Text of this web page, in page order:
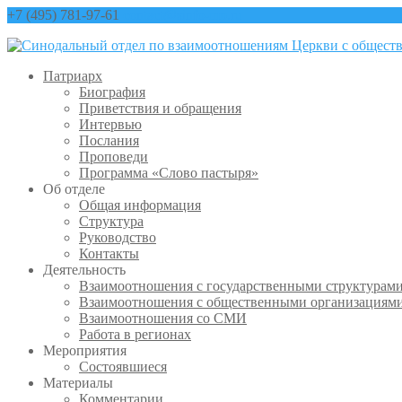
+7 (495) 781-97-61
Патриарх
Биография
Приветствия и обращения
Интервью
Послания
Проповеди
Программа «Слово пастыря»
Об отделе
Общая информация
Структура
Руководство
Контакты
Деятельность
Взаимоотношения с государственными
Взаимоотношения с общественными
Взаимоотношения со СМИ
Работа в регионах
Мероприятия
Состоявшиеся
Материалы
Комментарии